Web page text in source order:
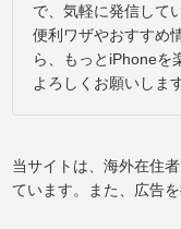
で、気軽に発信して
便利ワザやおすすめ
ら、もっとiPhoneを
よろしくお願いしま
当サイトは、海外在住
ています。また、広告